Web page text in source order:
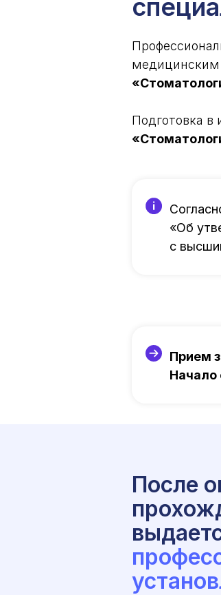
медицинским
Подготовка в
«Об
с
Прием
Начало
После